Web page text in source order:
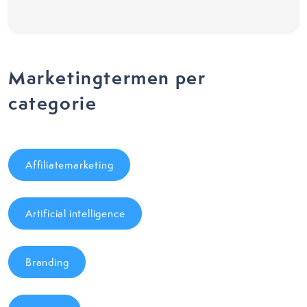
Marketingtermen per
categorie
Affiliatemarketing
Artificial intelligence
Branding